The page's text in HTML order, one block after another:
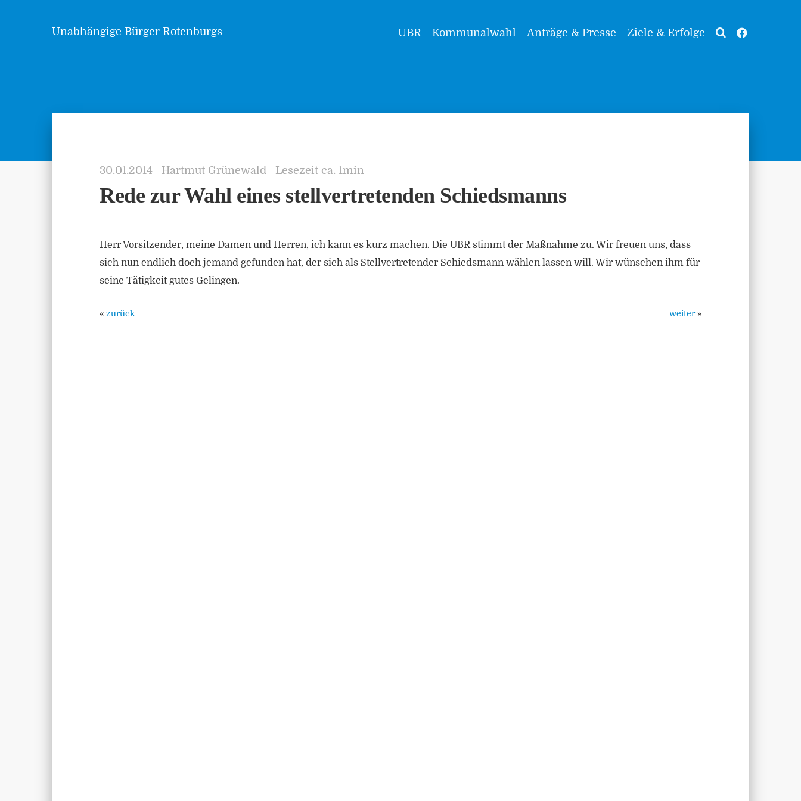
Unabhängige Bürger Rotenburgs UBR Kommunalwahl Anträge & Presse Ziele & Erfolge
30.01.2014 Hartmut Grünewald Lesezeit ca. 1min
Rede zur Wahl eines stellvertretenden Schiedsmanns
Herr Vorsitzender, meine Damen und Herren, ich kann es kurz machen. Die UBR stimmt der Maßnahme zu. Wir freuen uns, dass
sich nun endlich doch jemand gefunden hat, der sich als Stellvertretender Schiedsmann wählen lassen will. Wir wünschen ihm für
seine Tätigkeit gutes Gelingen.
« zurück weiter»